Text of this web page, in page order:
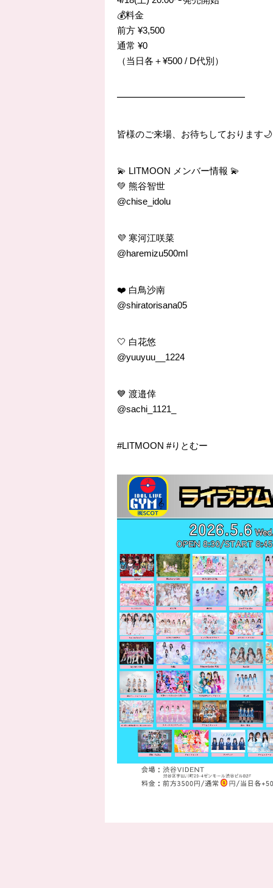
💰料金
前方 ¥3,500
通常 ¥0
（当日各＋¥500 / D代別）
━━━━━━━━━━━━━━
皆様のご来場、お待ちしております
💫 LITMOON メンバー情報 💫
💚 熊谷智世
@chise_idolu
💜 寒河江咲菜
@haremizu500ml
❤️ 白鳥沙南
@shiratorisana05
🤍 白花悠
@yuuyuu__1224
💙 渡邉倖
@sachi_1121_
#LITMOON #りとむー